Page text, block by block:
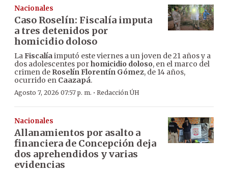
Nacionales
Caso Roselín: Fiscalía imputa
a tres detenidos por
homicidio doloso
LaFiscalíaimputó este viernes a un joven de 21 años y a
dos adolescentes porhomicidio doloso, en el marco del
crimen de Roselín Florentín Gómez, de 14 años,
ocurrido en Caazapá.
Agosto 7, 2026 07:57 p. m. · Redacción ÚH
Nacionales
Allanamientos por asalto a
financiera de Concepción deja
dos aprehendidos y varias
evidencias